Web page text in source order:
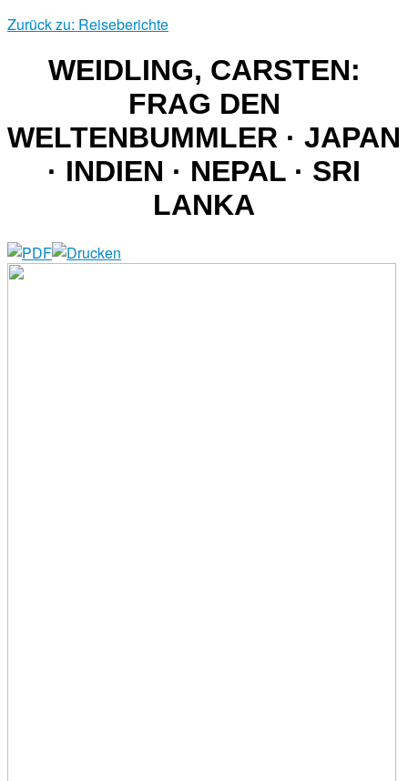
Zurück zu: Reiseberichte
WEIDLING, CARSTEN:
FRAG DEN
WELTENBUMMLER · JAPAN
· INDIEN · NEPAL · SRI
LANKA